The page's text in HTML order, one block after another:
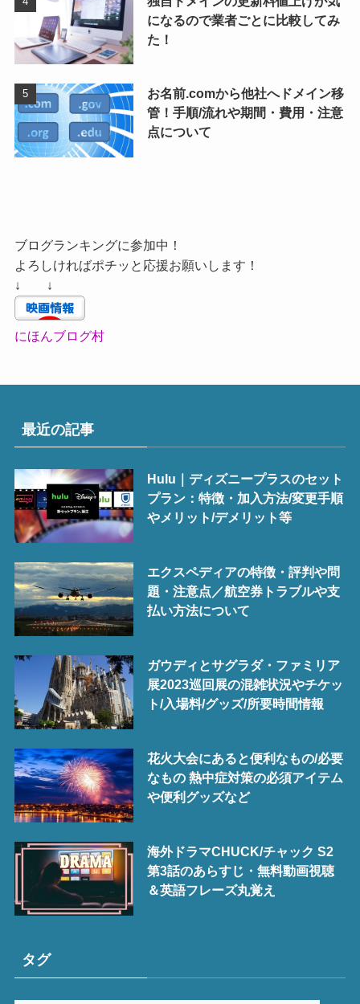
になるので業者ごとに比較してみ
た！
お名前.comから他社へドメイン移
管！手順/流れや期間・費用・注意
点について
ブログランキングに参加中！
よろしければポチッと応援お願いします！
↓ ↓
にほんブログ村
最近の記事
Hulu｜ディズニープラスのセット
プラン：特徴・加入方法/変更手順
やメリット/デメリット等
エクスペディアの特徴・評判や問
題・注意点／航空券トラブルや支
払い方法について
ガウディとサグラダ・ファミリア
展2023巡回展の混雑状況やチケッ
ト/入場料/グッズ/所要時間情報
花火大会にあると便利なもの/必要
なもの 熱中症対策の必須アイテム
や便利グッズなど
海外ドラマCHUCK/チャック S2
第3話のあらすじ・無料動画視聴
＆英語フレーズ丸覚え
タグ